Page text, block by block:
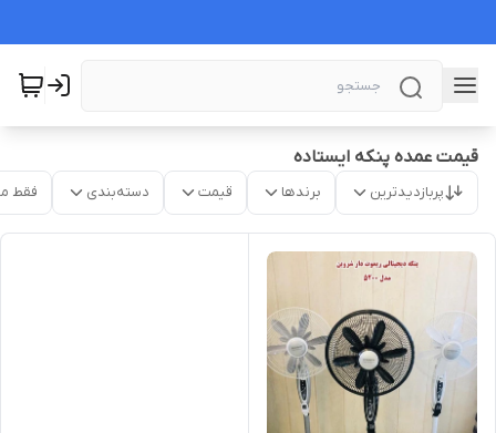
قیمت عمده پنکه ایستاده
پربازدیدترین برندها قیمت دسته‌بندی فقط